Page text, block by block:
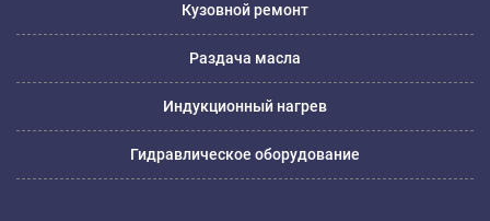
Кузовной ремонт
Раздача масла
Индукционный нагрев
Гидравлическое оборудование